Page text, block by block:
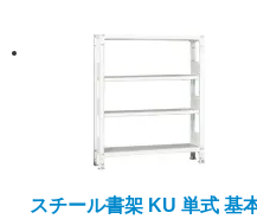
スチール書架 KU 単式 基